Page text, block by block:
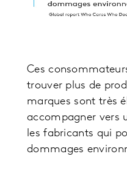
Ces
trouver plus de
marques sont très
accompagner vers
les fabricants qui
dommages